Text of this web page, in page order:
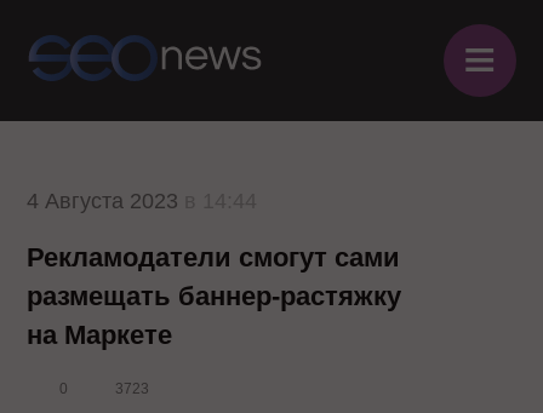
≡
4 Августа 2023
Рекламодатели смогут сами
размещать баннер-растяжку
на Маркете
0 3723